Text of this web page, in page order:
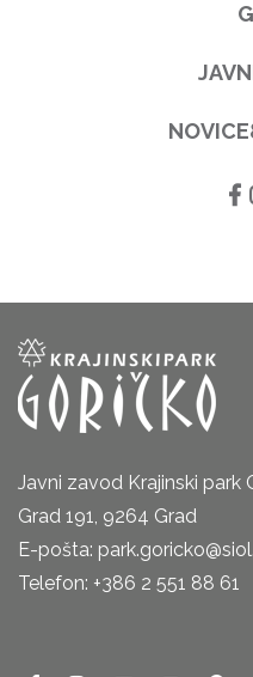
Javni zavod Krajinski park
Grad 191, 9264 Grad
E-pošta:
Telefon: +386 2 551 88 61